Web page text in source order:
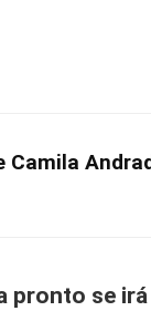
pronto se